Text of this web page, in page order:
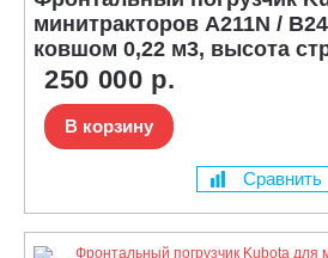
минитракторов A211N /
ковшом 0,22 м3, высота
250 000 р.
В корзину
Сравнить